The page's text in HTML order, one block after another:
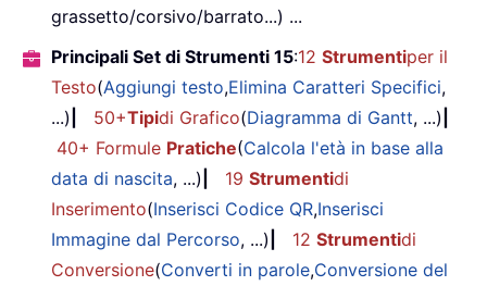
grassetto/corsivo/barrato...) ...
Principali Set di Strumenti 15:12 Strumentiper il
Testo(Aggiungi testo,Elimina Caratteri Specifici,
...)
50+Tipidi Grafico(Diagramma di Gantt, ...)
40+ Formule Pratiche(Calcola l'età in base alla
data di nascita, ...) 19 Strumentidi
Inserimento(Inserisci Codice QR,Inserisci
Immagine dal Percorso, ...) 12 Strumentidi
Conversione(Converti in parole,Conversione del